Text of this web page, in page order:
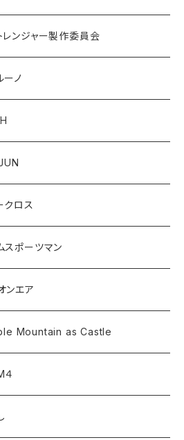
レンジャー製作委員会
ーノ
クロス
スポーツマン
ンエア
Mountain as Castle
４